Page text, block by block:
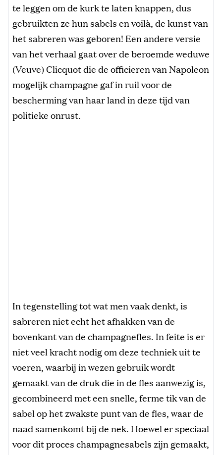
te leggen om de kurk te laten knappen, dus
gebruikten ze hun sabels en voilà, de kunst van
het sabreren was geboren! Een andere versie
van het verhaal gaat over de beroemde weduwe
(Veuve) Clicquot die de officieren van Napoleon
mogelijk champagne gaf in ruil voor de
bescherming van haar land in deze tijd van
politieke onrust.
In tegenstelling tot wat men vaak denkt, is
sabreren niet echt het afhakken van de
bovenkant van de champagnefles. In feite is er
niet veel kracht nodig om deze techniek uit te
voeren, waarbij in wezen gebruik wordt
gemaakt van de druk die in de fles aanwezig is,
gecombineerd met een snelle, ferme tik van de
sabel op het zwakste punt van de fles, waar de
naad samenkomt bij de nek. Hoewel er speciaal
voor dit proces champagnesabels zijn gemaakt,